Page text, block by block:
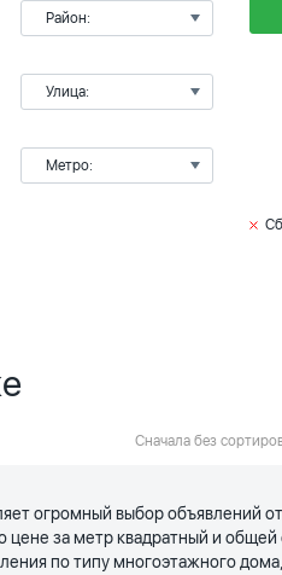
Район:
Улица:
Метро:
Сначала без
огромный выбор объявлений
цене за метр квадратный и
по типу многоэтажного